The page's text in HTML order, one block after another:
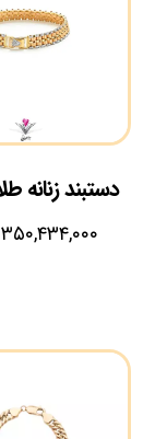
دستبند زنانه
۳۵۰,۴۳۴,۰۰۰